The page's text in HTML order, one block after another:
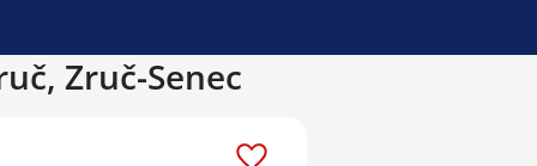
Zruč-Senec